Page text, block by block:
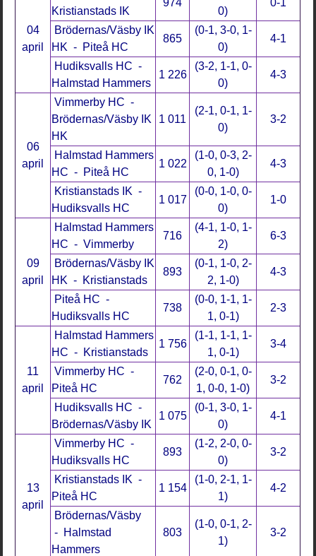
04
april
Kristianstads IK 0)
Brödernas/Väsby IK
HK - Piteå HC
865
(0-1, 3-0, 1-
0)
4-1
Hudiksvalls HC -
Halmstad Hammers
1 226
(3-2, 1-1, 0-
0)
4-3
06
april
Vimmerby HC -
Brödernas/Väsby IK
HK
1 011
(2-1, 0-1, 1-
0)
3-2
Halmstad Hammers
HC - Piteå HC
1 022
(1-0, 0-3, 2-
0, 1-0)
4-3
Kristianstads IK -
Hudiksvalls HC
1 017
(0-0, 1-0, 0-
0)
1-0
09
april
Halmstad Hammers
HC - Vimmerby
716
(4-1, 1-0, 1-
2)
6-3
Brödernas/Väsby IK
HK - Kristianstads
893
(0-1, 1-0, 2-
2, 1-0)
4-3
Piteå HC -
Hudiksvalls HC
738
(0-0, 1-1, 1-
1, 0-1)
2-3
11
april
Halmstad Hammers
HC - Kristianstads
1 756
(1-1, 1-1, 1-
1, 0-1)
3-4
Vimmerby HC -
Piteå HC
762
(2-0, 0-1, 0-
1, 0-0, 1-0)
3-2
Hudiksvalls HC -
Brödernas/Väsby IK
1 075
(0-1, 3-0, 1-
0)
4-1
13
april
Vimmerby HC -
Hudiksvalls HC
893
(1-2, 2-0, 0-
0)
3-2
Kristianstads IK -
Piteå HC
1 154
(1-0, 2-1, 1-
1)
4-2
Brödernas/Väsby
- Halmstad
Hammers
803
(1-0, 0-1, 2-
1)
3-2